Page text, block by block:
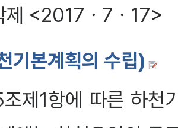
제 <2017ㆍ7ㆍ17>
기본계획의 수립)
제1항에 따른 하천